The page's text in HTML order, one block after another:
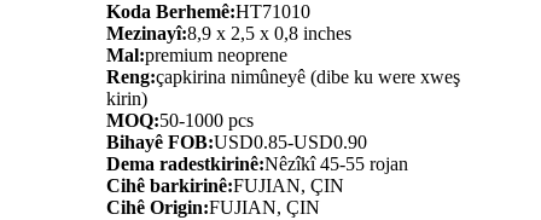
Koda Berhemê:HT71010
Mezinayî:8,9 x 2,5 x 0,8 inches
Mal:premium neoprene
Reng:çapkirina nimûneyê (dibe ku were xweş
kirin)
MOQ:50-1000 pcs
Bihayê FOB:USD0.85-USD0.90
Dema radestkirinê:Nêzîkî 45-55 rojan
Cihê barkirinê:FUJIAN, ÇIN
Cihê Origin:FUJIAN, ÇIN